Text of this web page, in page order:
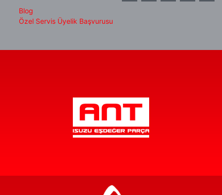
Blog
Özel Servis Üyelik Başvurusu